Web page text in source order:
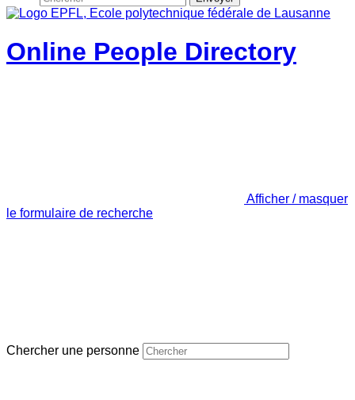
Online People Directory
Afficher / masquer
le formulaire de recherche
Chercher une personne